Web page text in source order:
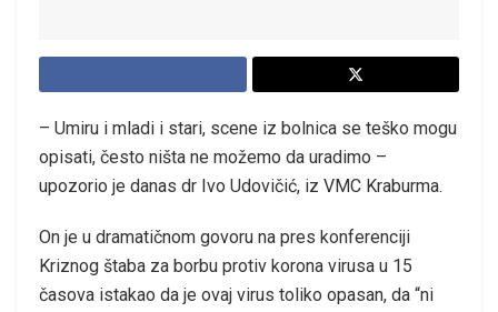
– Umiru i mladi i stari, scene iz bolnica se teško mogu
opisati, često ništa ne možemo da uradimo –
upozorio je danas dr Ivo Udovičić, iz VMC Kraburma.
On je u dramatičnom govoru na pres konferenciji
Kriznog štaba za borbu protiv korona virusa u 15
časova istakao da je ovaj virus toliko opasan, da “ni